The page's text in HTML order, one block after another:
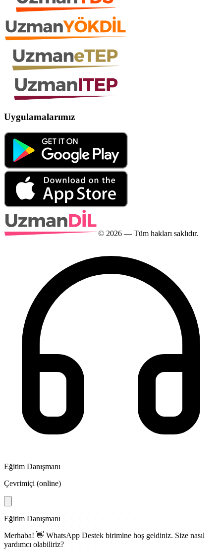
Uygulamalarımız
© 2026 — Tüm hakları saklıdır.
Eğitim Danışmanı
Çevrimiçi (online)
Eğitim Danışmanı
Merhaba! 👋 WhatsApp Destek birimine hoş geldiniz. Size nasıl
yardımcı olabiliriz?